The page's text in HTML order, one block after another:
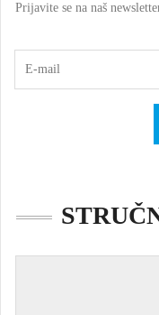
Prijavite se na naš